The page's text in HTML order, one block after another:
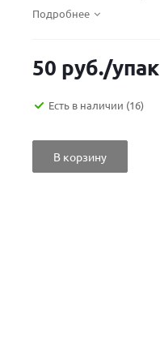
Подробнее
50 руб./упак
Есть в наличии (16)
В корзину